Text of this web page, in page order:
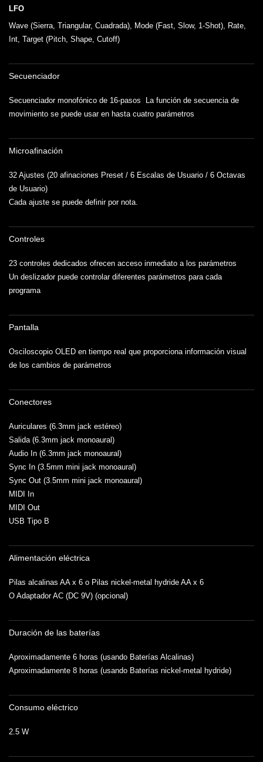
LFO
Wave (Sierra, Triangular, Cuadrada), Mode (Fast, Slow, 1-Shot), Rate,
Int, Target (Pitch, Shape, Cutoff)
Secuenciador
Secuenciador monofónico de 16-pasos La función de secuencia de
movimiento se puede usar en hasta cuatro parámetros
Microafinación
32 Ajustes (20 afinaciones Preset / 6 Escalas de Usuario / 6 Octavas
de Usuario)
Cada ajuste se puede definir por nota.
Controles
23 controles dedicados ofrecen acceso inmediato a los parámetros
Un deslizador puede controlar diferentes parámetros para cada
programa
Pantalla
Osciloscopio OLED en tiempo real que proporciona información visual
de los cambios de parámetros
Conectores
Auriculares (6.3mm jack estéreo)
Salida (6.3mm jack monoaural)
Audio In (6.3mm jack monoaural)
Sync In (3.5mm mini jack monoaural)
Sync Out (3.5mm mini jack monoaural)
MIDI In
MIDI Out
USB Tipo B
Alimentación eléctrica
Pilas alcalinas AA x 6 o Pilas nickel-metal hydride AA x 6
O Adaptador AC (DC 9V) (opcional)
Duración de las baterías
Aproximadamente 6 horas (usando Baterías Alcalinas)
Aproximadamente 8 horas (usando Baterías nickel-metal hydride)
Consumo eléctrico
2.5 W